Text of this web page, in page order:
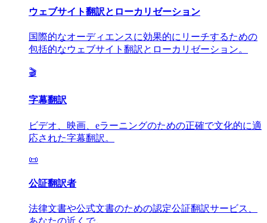
ウェブサイト翻訳とローカリゼーション
国際的なオーディエンスに効果的にリーチするための
包括的なウェブサイト翻訳とローカリゼーション。
🎬
字幕翻訳
ビデオ、映画、eラーニングのための正確で文化的に適
応された字幕翻訳。
📜
公証翻訳者
法律文書や公式文書のための認定公証翻訳サービス、